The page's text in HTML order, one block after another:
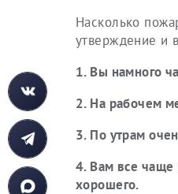
Насколько
утверждение и
1. Вы намного
2. На рабочем
3. По утрам
4. Вам все чаще
хорошего.